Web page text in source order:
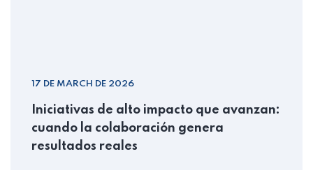
17 DE MARCH DE 2026
Iniciativas de alto impacto que avanzan:
cuando la colaboración genera
resultados reales